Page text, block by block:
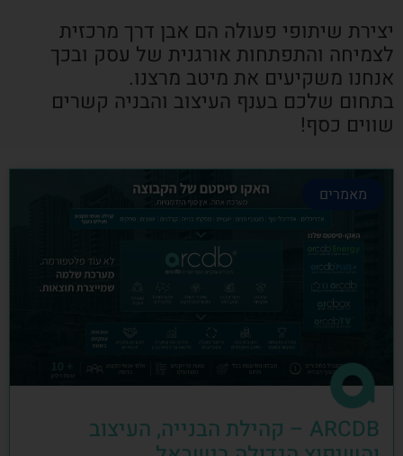
יצירת שיתופי פעולה הם אבן דרך מרכזית
לצמיחה והתפתחות אורגנית של עסק ובכך
אנחנו משקיעים את מיטב מרצנו.
בתחום שלכם בענף העיצוב והבניה קשרים
שווים כסף!
מאמרים
ARCDB – קהילת הבנייה, העיצוב